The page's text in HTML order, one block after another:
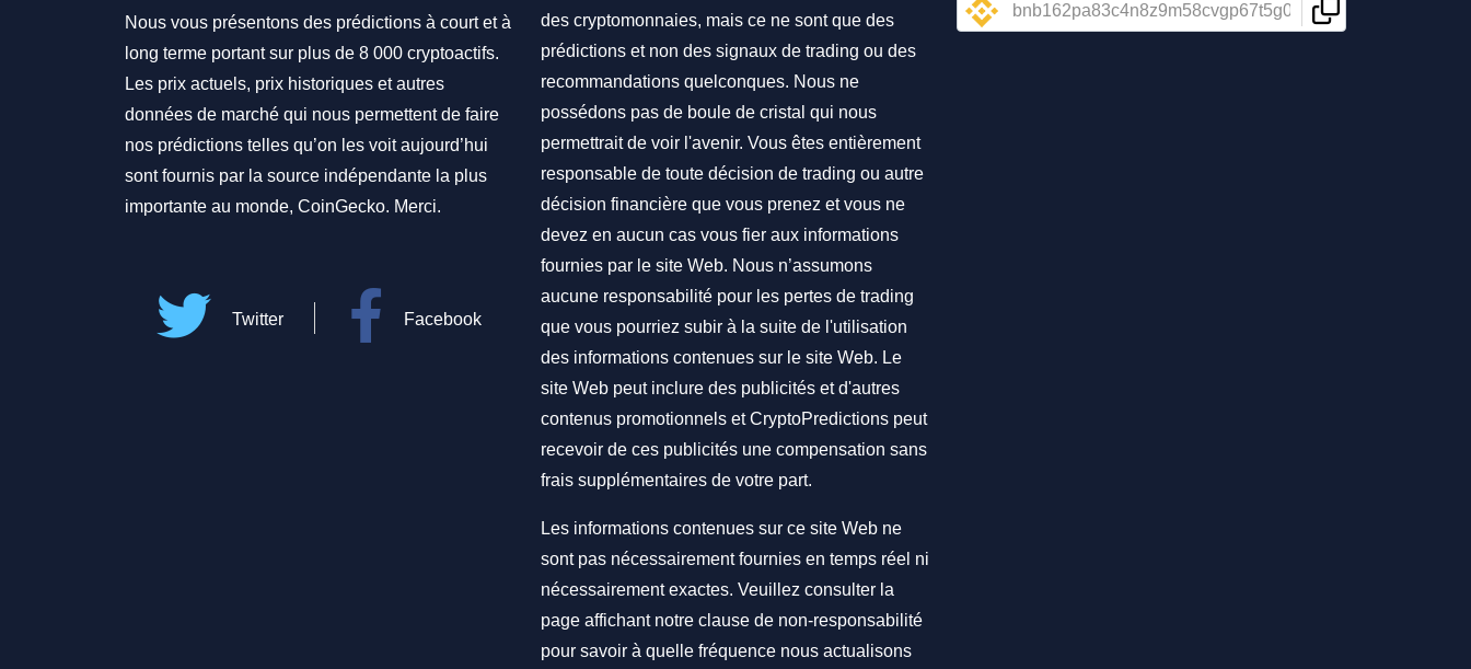
Nous vous présentons des prédictions à court et à
long terme portant sur plus de 8 000 cryptoactifs.
Les prix actuels, prix historiques et autres
données de marché qui nous permettent de faire
nos prédictions telles qu’on les voit aujourd’hui
sont fournis par la source indépendante la plus
importante au monde, CoinGecko. Merci.
Twitter Facebook
des cryptomonnaies, mais ce ne sont que des
prédictions et non des signaux de trading ou des
recommandations quelconques. Nous ne
possédons pas de boule de cristal qui nous
permettrait de voir l'avenir. Vous êtes entièrement
responsable de toute décision de trading ou autre
décision financière que vous prenez et vous ne
devez en aucun cas vous fier aux informations
fournies par le site Web. Nous n’assumons
aucune responsabilité pour les pertes de trading
que vous pourriez subir à la suite de l'utilisation
des informations contenues sur le site Web. Le
site Web peut inclure des publicités et d'autres
contenus promotionnels et CryptoPredictions peut
recevoir de ces publicités une compensation sans
frais supplémentaires de votre part.
Les informations contenues sur ce site Web ne
sont pas nécessairement fournies en temps réel ni
nécessairement exactes. Veuillez consulter la
page affichant notre clause de non-responsabilité
pour savoir à quelle fréquence nous actualisons